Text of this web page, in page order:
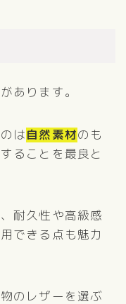
あります。
は自然素材のも
ることを最良と
耐久性や高級感
できる点も魅力
のレザーを選ぶ